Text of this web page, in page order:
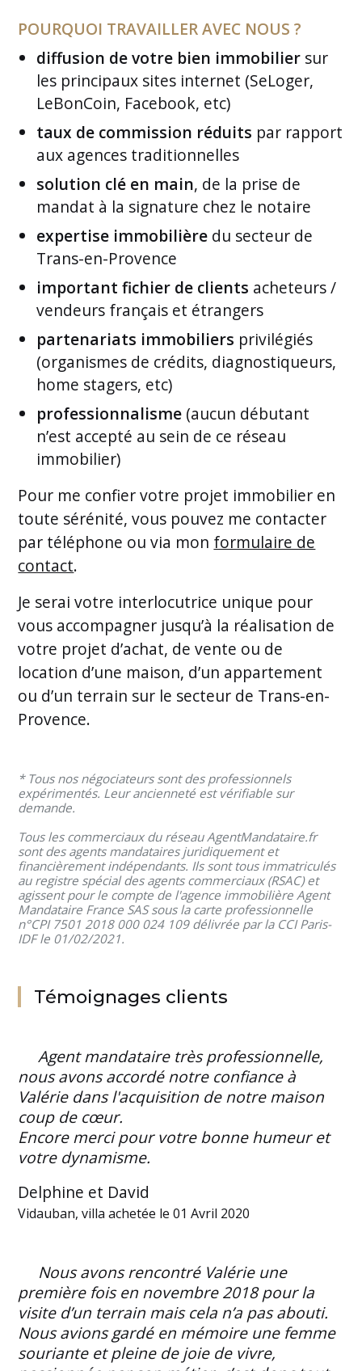
POURQUOI TRAVAILLER AVEC NOUS ?
diffusion de votre bien immobiliersur
les principaux sites internet (SeLoger,
LeBonCoin, Facebook, etc)
taux de commission réduits par rapport
aux agences traditionnelles
solution clé en main, de la prise de
mandat à la signature chez le notaire
expertise immobilièredu secteur de
Trans-en-Provence
important fichier de clients acheteurs /
vendeurs français et étrangers
partenariats immobiliers privilégiés
(organismes de crédits, diagnostiqueurs,
home stagers, etc)
professionnalisme(aucun débutant
n’est accepté au sein de ce réseau
immobilier)
Pour me confier votre projet immobilier en
toute sérénité, vous pouvez me contacter
par téléphone ou via mon formulaire de
contact.
Je serai votre interlocutrice unique pour
vous accompagner jusqu’à la réalisation de
votre projet d’achat, de vente ou de
location d’une maison, d’un appartement
ou d’un terrain sur le secteur de Trans-en-
Provence.
* Tous nos négociateurs sont des professionnels
expérimentés. Leur ancienneté est vérifiable sur
demande.
Tous les commerciaux du réseau AgentMandataire.fr
sont des agents mandataires juridiquement et
financièrement indépendants. Ils sont tous immatriculés
au registre spécial des agents commerciaux (RSAC) et
agissent pour le compte de l'agence immobilière Agent
Mandataire France SAS sous la carte professionnelle
n°CPI 7501 2018 000 024 109 délivrée par la CCI Paris-
IDF le 01/02/2021.
Témoignages clients
Agent mandataire très professionnelle,
nous avons accordé notre confiance à
Valérie dans l'acquisition de notre maison
coup de cœur.
Encore merci pour votre bonne humeur et
votre dynamisme.
Delphine et David
Vidauban, villa achetée le 01 Avril 2020
Nous avons rencontré Valérie une
première fois en novembre 2018 pour la
visite d’un terrain mais cela n’a pas abouti.
Nous avions gardé en mémoire une femme
souriante et pleine de joie de vivre,